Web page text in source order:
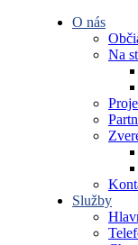
O nás
Na
Služby